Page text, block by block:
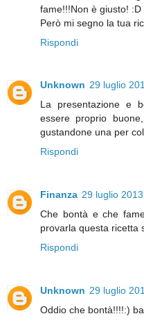
fame!!!Non è giusto! :D
Però mi segno la tua
Rispondi
Unknown 29 luglio
La presentazione e
essere proprio
gustandone una per
Rispondi
Finanza 29 luglio
Che bontà e che
provarla questa ricetta
Rispondi
Unknown 29 luglio
Oddio che bontà!!!!:)